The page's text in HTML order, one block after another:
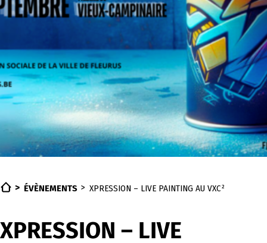
ÉVÈNEMENTS XPRESSION – LIVE PAINTING AU VXC²
XPRESSION – LIVE